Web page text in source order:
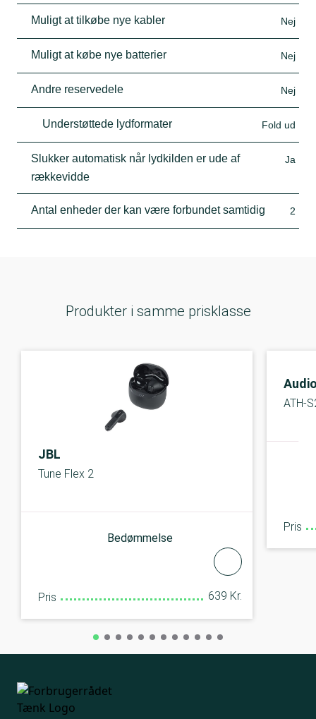
Muligt at tilkøbe nye kabler Nej
Muligt at købe nye batterier Nej
Andre reservedele Nej
Understøttede lydformater Fold ud
Slukker automatisk når lydkilden er ude af
rækkevidde
Ja
Antal enheder der kan være forbundet samtidig 2
Produkter i samme prisklasse
JBL
Tune Flex 2
Bedømmelse
Pris 639 Kr.
ATH-
Pris